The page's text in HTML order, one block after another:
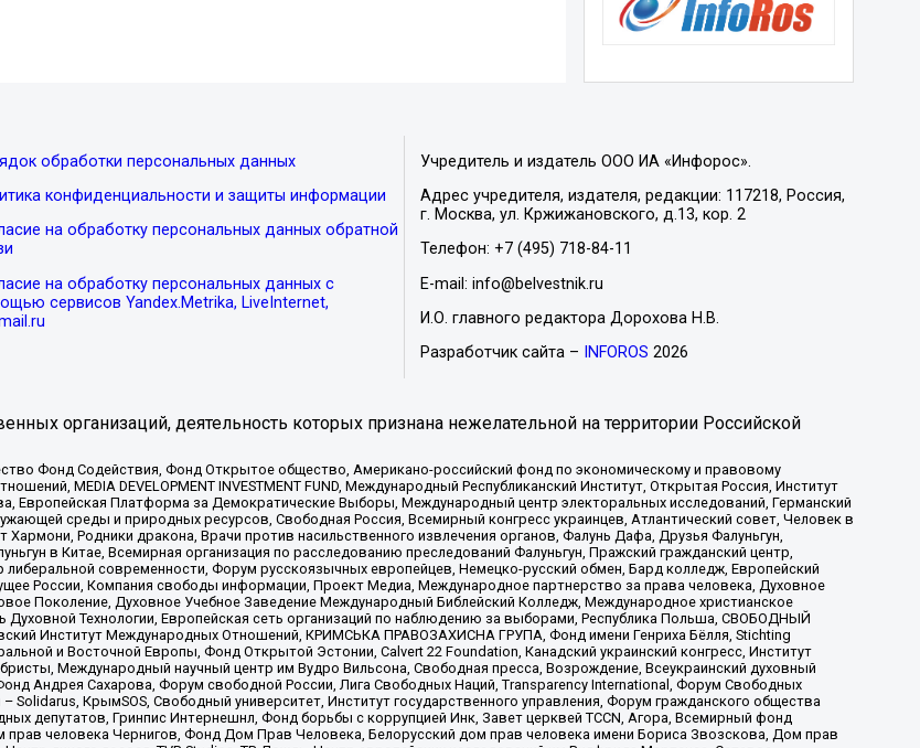
обработки персональных данных
конфиденциальности и защиты информации
на обработку персональных данных обратной
на обработку персональных данных с
сервисов Yandex.Metrika, LiveInternet,
Учредитель и издатель ООО ИА «Инфорос».
Адрес учредителя, издателя, редакции: 117218, Россия,
г. Москва, ул. Кржижановского, д.13, кор. 2
Телефон: +7 (495) 718-84-11
E-mail: info@belvestnik.ru
И.О. главного редактора Дорохова Н.В.
Разработчик сайта – INFOROS 2026
организаций, деятельность которых признана нежелательной на территории Российской
Фонд Содействия, Фонд Открытое общество, Американо-российский фонд по экономическому и правовому
MEDIA DEVELOPMENT INVESTMENT FUND, Международный Республиканский Институт, Открытая Россия, Институт
Европейская Платформа за Демократические Выборы, Международный центр электоральных исследований, Германский
среды и природных ресурсов, Свободная Россия, Всемирный конгресс украинцев, Атлантический совет, Человек в
Родники дракона, Врачи против насильственного извлечения органов, Фалунь Дафа, Друзья Фалуньгун,
в Китае, Всемирная организация по расследованию преследований Фалуньгун, Пражский гражданский центр,
современности, Форум русскоязычных европейцев, Немецко-русский обмен, Бард колледж, Европейский
России, Компания свободы информации, Проект Медиа, Международное партнерство за права человека, Духовное
Поколение, Духовное Учебное Заведение Международный Библейский Колледж, Международное христианское
Технологии, Европейская сеть организаций по наблюдению за выборами, Республика Польша, СВОБОДНЫЙ
Институт Международных Отношений, КРИМСЬКА ПРАВОЗАХИСНА ГРУПА, Фонд имени Генриха Бёлля, Stichting
и Восточной Европы, Фонд Открытой Эстонии, Calvert 22 Foundation, Канадский украинский конгресс, Институт
Международный научный центр им Вудро Вильсона, Свободная пресса, Возрождение, Всеукраинский духовный
Андрея Сахарова, Форум свободной России, Лига Свободных Наций, Transparеncy International, Форум Свободных
КрымSOS, Свободный университет, Институт государственного управления, Форум гражданского общества
депутатов, Гринпис Интернешнл, Фонд борьбы с коррупцией Инк, Завет церквей TCCN, Агора, Всемирный фонд
прав человека Чернигов, Фонд Дом Прав Человека, Белорусский дом прав человека имени Бориса Звозскова, Дом прав